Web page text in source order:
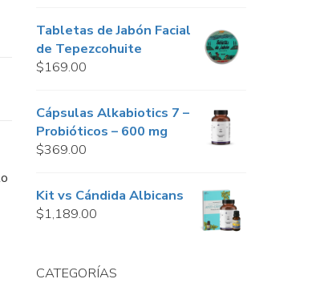
$1,160.00.$840.00.
Tabletas de Jabón Facial
de Tepezcohuite
$169.00
Cápsulas Alkabiotics 7 –
Probióticos – 600 mg
$369.00
Kit vs Cándida Albicans
$1,189.00
CATEGORÍAS